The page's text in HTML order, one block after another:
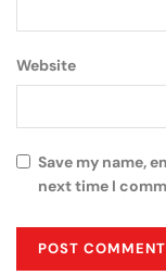
Website
Save my name,
next time I